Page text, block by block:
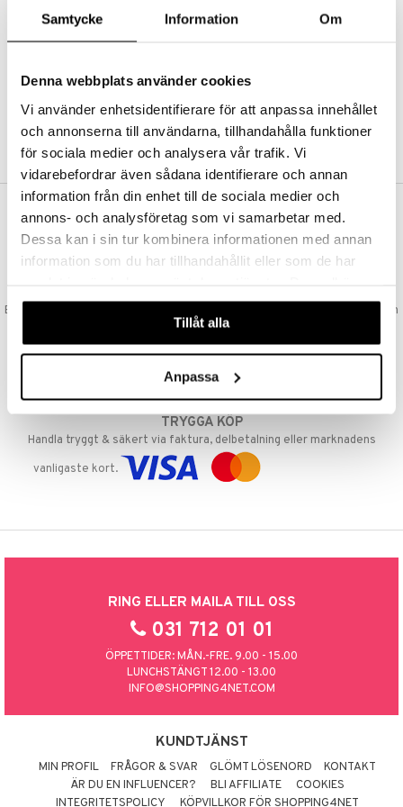
Samtycke Information Om
Denna webbplats använder cookies
Vi använder enhetsidentifierare för att anpassa innehållet
och annonserna till användarna, tillhandahålla funktioner
för sociala medier och analysera vår trafik. Vi
vidarebefordrar även sådana identifierare och annan
information från din enhet till de sociala medier och
annons- och analysföretag som vi samarbetar med.
Dessa kan i sin tur kombinera informationen med annan
information som du har tillhandahållit eller som de har
våra cookies vid fortsatt användande av vår webbplats.
Tillåt alla
Anpassa
Abonnemang
Bevaka produkter
Recensera produkter
SKAPA KUND
VAD KOSTAR FRAKTEN?
Vi erbjuder fri frakt från 350 kr. Vår gräns för fraktfri leverans bestäms
utifån vilken avdelning du handlar från. Läs mer här »
Beställningar lagda före 14:00 (gäller varor i lager) skickas normalt ut från
oss samma dag.
GODKÄND AV LÄKEMEDELSVERKET
EU-logotypen är symbolen som visar att vi är godkända av
TRYGGA KÖP
Handla tryggt & säkert via faktura, delbetalning eller marknadens
vanligaste kort.
RING ELLER MAILA TILL OSS
031 712 01 01
ÖPPETTIDER: MÅN.-FRE. 9.00 - 15.00
LUNCHSTÄNGT 12.00 - 13.00
INFO@SHOPPING4NET.COM
KUNDTJÄNST
MIN PROFIL FRÅGOR & SVAR GLÖMT LÖSENORD
KONTAKT
ÄR DU EN INFLUENCER?
BLI AFFILIATE
COOKIES
INTEGRITETSPOLICY
KÖPVILLKOR FÖR SHOPPING4NET